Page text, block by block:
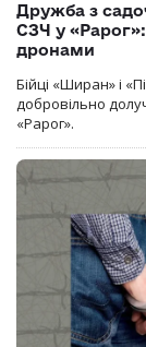
Дружба з
СЗЧ у
дронами
Бійці «Ширан» і
добровільно
«Рарог».